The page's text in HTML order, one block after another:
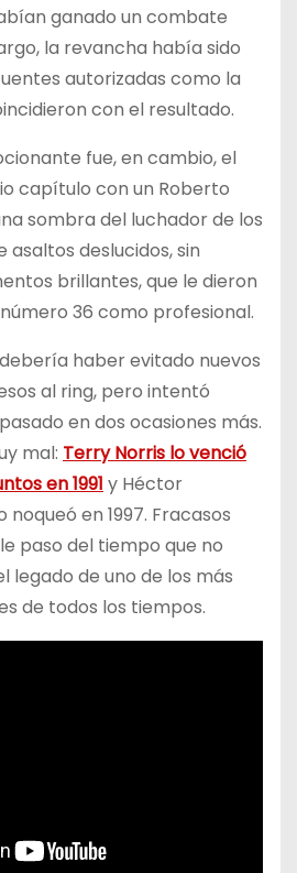
ganado un combate
la revancha había sido
autorizadas como la
con el resultado.
fue, en cambio, el
capítulo con un Roberto
sombra del luchador de los
asaltos deslucidos, sin
brillantes, que le dieron
36 como profesional.
haber evitado nuevos
al ring, pero intentó
en dos ocasiones más.
mal: Terry Norris lo venció
en 1991 y Héctor
en 1997. Fracasos
paso del tiempo que no
legado de uno de los más
de todos los tiempos.